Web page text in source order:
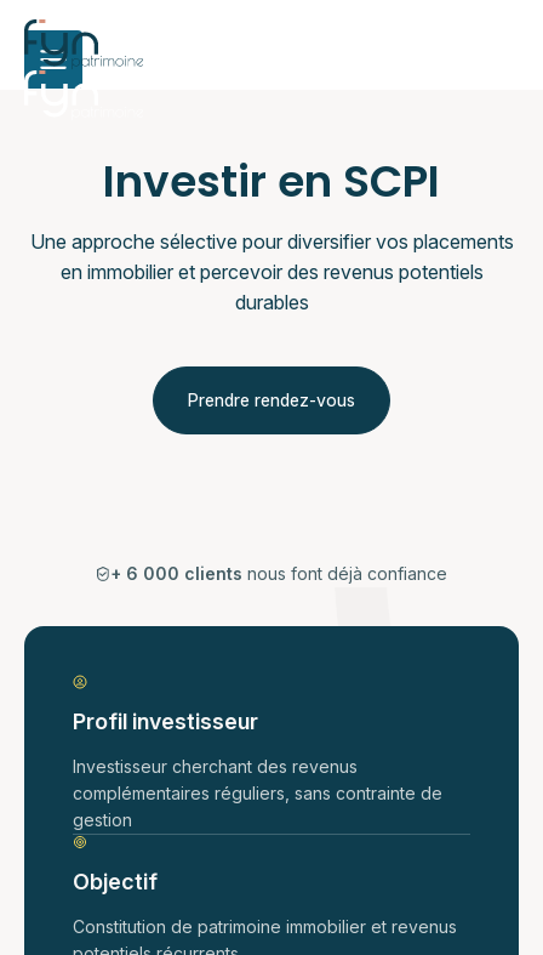
Investir en SCPI
Une approche sélective pour diversifier vos placements
en immobilier et percevoir des revenus potentiels
durables
Prendre rendez-vous
+ 6 000 clients nous font déjà confiance
Profil investisseur
Investisseur cherchant des revenus
complémentaires réguliers, sans contrainte de
gestion
Objectif
Constitution de patrimoine immobilier et revenus